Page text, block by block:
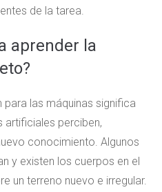
de la tarea.
aprender la
las máquinas significa
perciben,
conocimiento. Algunos
y existen los cuerpos en el
un terreno nuevo e irregular.